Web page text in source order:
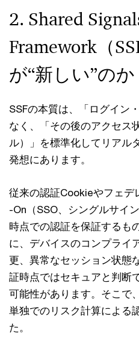
2. Shared
Framework（
が“新しい”のか
SSFの本質は、「ログイン
なく、「その後のアクセス
ル）」を標準化してリアル
発想にあります。
従来の認証Cookieやフェデ
-On（SSO、シングルサイ
時点での認証を保証するも
に、デバイスのコンプライ
更、異常なセッション状態
証時点ではセキュアと判断
可能性があります。そこで
単独でのリスク計算による
た。